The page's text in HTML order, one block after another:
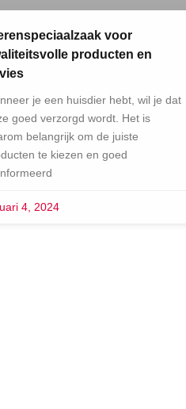
voor
producten en
je een huisdier hebt, wil je dat
goed verzorgd wordt. Het is
belangrijk om de juiste
te kiezen en goed
4, 2024